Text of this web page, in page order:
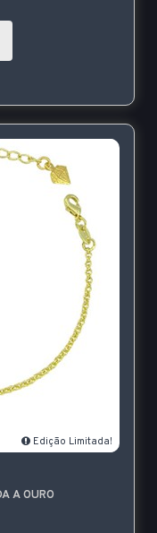
Edição Limitada!
A OURO